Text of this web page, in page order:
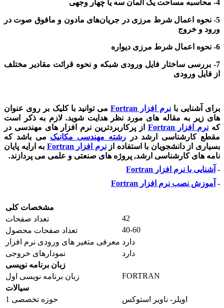
4- محاسبه مساحت یک المان سه یا چهار وجهی
5- نحوه اعمال شرط مرزی در جریان‌های مادون و مافوق صوت در
ورود و خروج
6- نحوه اعمال شرط مرزی دیواره
7- بررسی ساختار فایل ورودی شبکه و نحوه قرائت مقادیر مختلف
از فایل ورودی
برای آشنایی بانرم افزار Fortran
می توانید با کلیک بر روی عنوان
های زیر به مقاله های مورد نظر هدایت شوید. لازم به ذکر است
که نرم افزار Fortran
از پرکاربردترین نرم افزار های مهندسی در
مقطع کارشناسی ارشد دررشته مهندسی مکانیک می باشد که
بسیاری از دانشجویان با استفاده ازنرم افزار Fortran
به ارایه پایان
نامه های کارشناسی ارشد, پروژه های صنعتی و علمی می پردازند.
- آشنایی با نرم افزار Fortran
- آموزش نصب نرم افزار Fortran
مشخصات کلی
تعداد صفحات
42
تعداد صفحات محصول
40-60
معرفی متغیر های ورودی نرم افزار دارد
نمودارهای خروجی
دارد
زبان برنامه نویسی
زبان برنامه نویسی اول
FORTRAN
سیالات
حوزه تخصصی 1
اویلر- ناویر استوکس